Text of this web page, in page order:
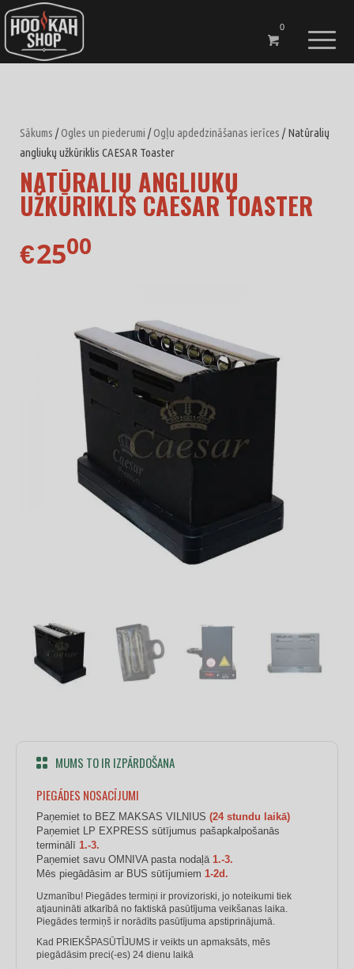
0
Sākums /Ogles un piederumi /Ogļu apdedzināšanas ierīces / Natūralių
angliukų užkūriklis CAESAR Toaster
NATŪRALIŲ ANGLIUKŲ
UŽKŪRIKLIS CAESAR TOASTER
€2500
MUMS TO IR IZPĀRDOŠANA
PIEGĀDES NOSACĪJUMI
Paņemiet to BEZ MAKSAS VILNIUS (24 stundu laikā)
Paņemiet LP EXPRESS sūtījumus pašapkalpošanās
terminālī 1.-3.
Paņemiet savu OMNIVA pasta nodaļā 1.-3.
Mēs piegādāsim ar BUS sūtījumiem 1-2d.
Uzmanību! Piegādes termiņi ir provizoriski, jo noteikumi tiek
atjaunināti atkarībā no faktiskā pasūtījuma veikšanas laika.
Piegādes termiņš ir norādīts pasūtījuma apstiprinājumā.
Kad PRIEKŠPASŪTĪJUMS ir veikts un apmaksāts, mēs
piegādāsim preci(-es) 24 dienu laikā